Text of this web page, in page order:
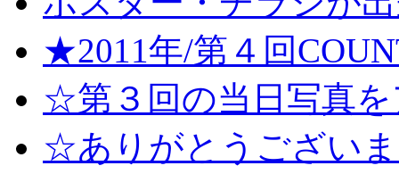
★2011年/第４回
☆第３回の当日写真
☆ありがとうござい